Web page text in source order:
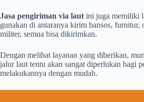
Jasa pengiriman via lautini juga memiliki
gunakan di antaranya kirim bansos,
militer, semua bisa dikirimkan.
Dengan melihat layanan yang diberikan,
jalur laut tentu akan sangat diperlukan bagi
melakukannya dengan mudah.